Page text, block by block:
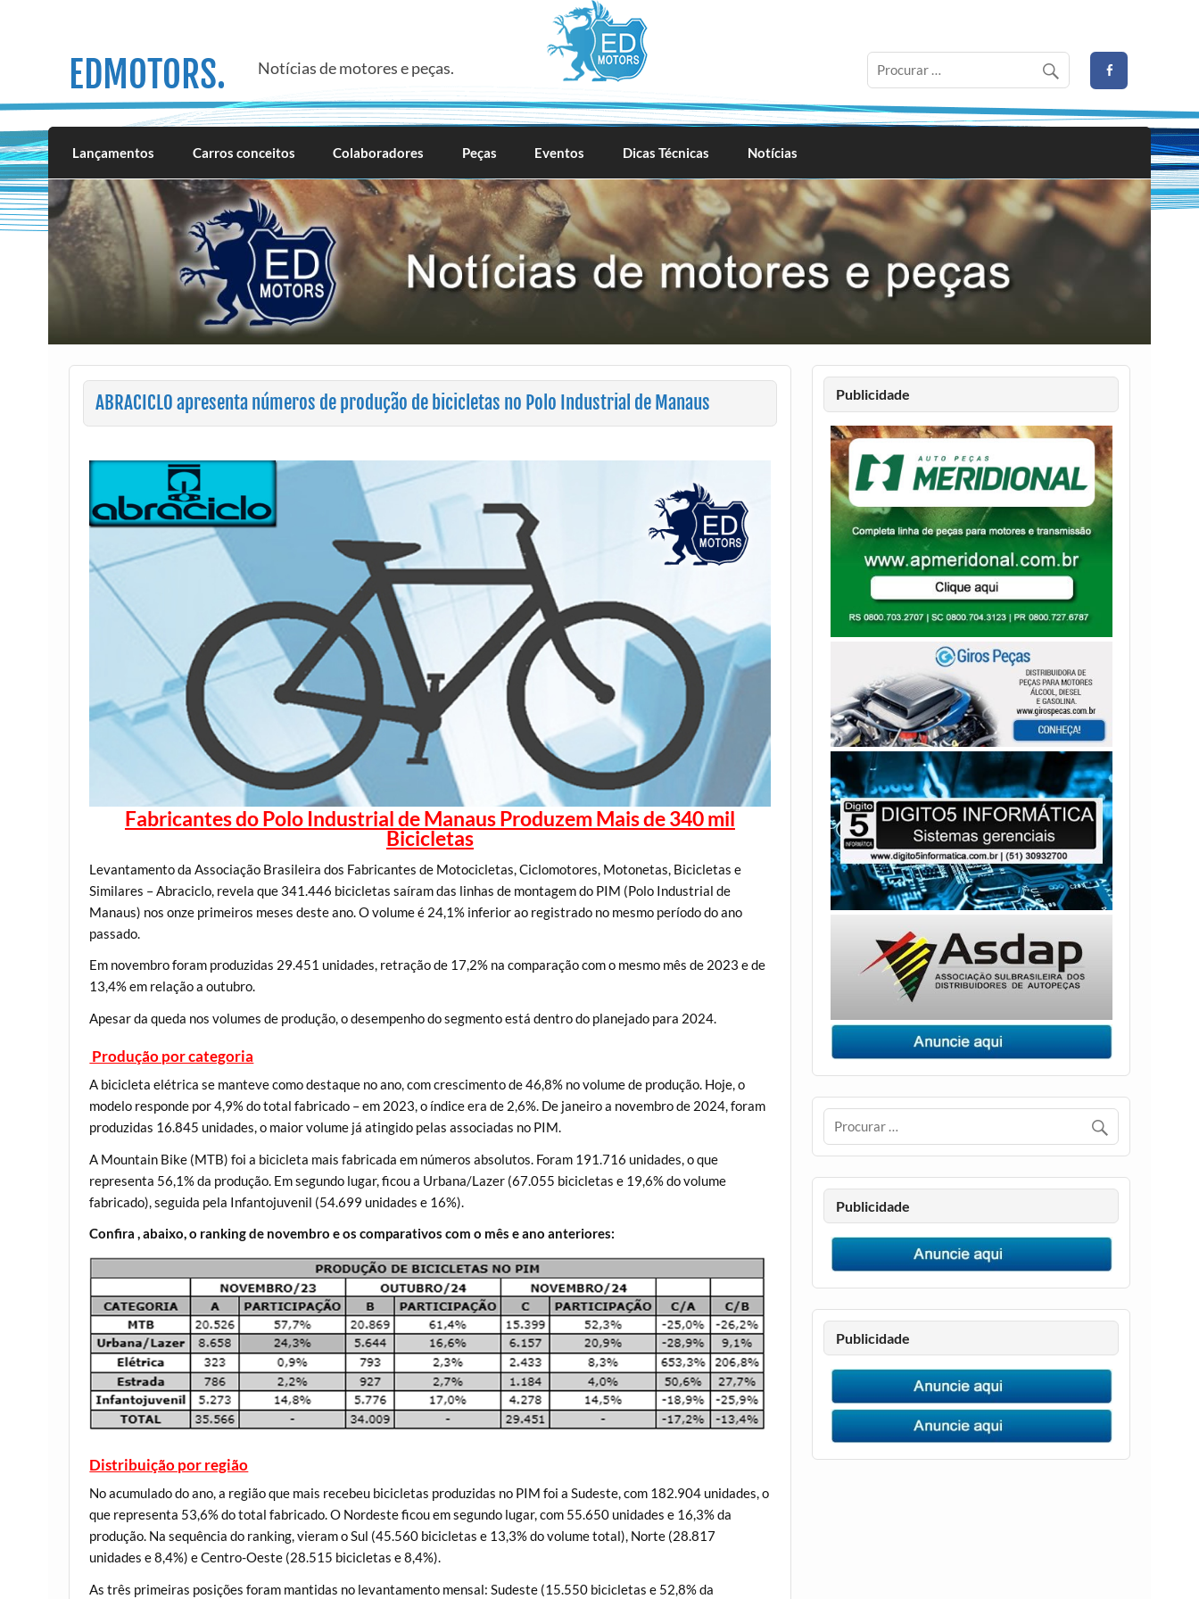
EDMOTORS. Notícias de motores e peças.
Lançamentos Carros conceitos Colaboradores Peças Eventos Dicas Técnicas Notícias
ABRACICLO apresenta números de produção de bicicletas no Polo Industrial de Manaus
Fabricantes do Polo Industrial de Manaus Produzem Mais de 340 mil
Bicicletas
Levantamento da Associação Brasileira dos Fabricantes de Motocicletas, Ciclomotores, Motonetas, Bicicletas e
Similares – Abraciclo, revela que 341.446 bicicletas saíram das linhas de montagem do PIM (Polo Industrial de
Manaus) nos onze primeiros meses deste ano. O volume é 24,1% inferior ao registrado no mesmo período do ano
passado.
Em novembro foram produzidas 29.451 unidades, retração de 17,2% na comparação com o mesmo mês de 2023 e de
13,4% em relação a outubro.
Apesar da queda nos volumes de produção, o desempenho do segmento está dentro do planejado para 2024.
Produção por categoria
A bicicleta elétrica se manteve como destaque no ano, com crescimento de 46,8% no volume de produção. Hoje, o
modelo responde por 4,9% do total fabricado – em 2023, o índice era de 2,6%. De janeiro a novembro de 2024, foram
produzidas 16.845 unidades, o maior volume já atingido pelas associadas no PIM.
A Mountain Bike (MTB) foi a bicicleta mais fabricada em números absolutos. Foram 191.716 unidades, o que
representa 56,1% da produção. Em segundo lugar, ficou a Urbana/Lazer (67.055 bicicletas e 19,6% do volume
fabricado), seguida pela Infantojuvenil (54.699 unidades e 16%).
Confira , abaixo, o ranking de novembro e os comparativos com o mês e ano anteriores:
Distribuição por região
No acumulado do ano, a região que mais recebeu bicicletas produzidas no PIM foi a Sudeste, com 182.904 unidades, o
que representa 53,6% do total fabricado. O Nordeste ficou em segundo lugar, com 55.650 unidades e 16,3% da
produção. Na sequência do ranking, vieram o Sul (45.560 bicicletas e 13,3% do volume total), Norte (28.817
unidades e 8,4%) e Centro-Oeste (28.515 bicicletas e 8,4%).
As três primeiras posições foram mantidas no levantamento mensal: Sudeste (15.550 bicicletas e 52,8% da
Publicidade
Publicidade
Publicidade